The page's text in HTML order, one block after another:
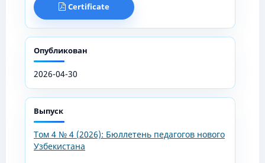
Certificate
Опубликован
2026-04-30
Выпуск
Том 4 № 4 (2026): Бюллетень педагогов нового
Узбекистана